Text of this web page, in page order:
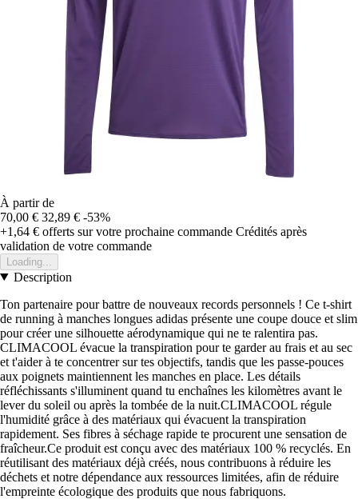
À partir de
70,00 € 32,89 € -53%
+1,64 € offerts sur votre prochaine commande Crédités après
validation de votre commande
Loading...
Description
Ton partenaire pour battre de nouveaux records personnels ! Ce t-shirt
de running à manches longues adidas présente une coupe douce et slim
pour créer une silhouette aérodynamique qui ne te ralentira pas.
CLIMACOOL évacue la transpiration pour te garder au frais et au sec
et t'aider à te concentrer sur tes objectifs, tandis que les passe-pouces
aux poignets maintiennent les manches en place. Les détails
réfléchissants s'illuminent quand tu enchaînes les kilomètres avant le
lever du soleil ou après la tombée de la nuit.CLIMACOOL régule
l'humidité grâce à des matériaux qui évacuent la transpiration
rapidement. Ses fibres à séchage rapide te procurent une sensation de
fraîcheur.Ce produit est conçu avec des matériaux 100 % recyclés. En
réutilisant des matériaux déjà créés, nous contribuons à réduire les
déchets et notre dépendance aux ressources limitées, afin de réduire
l'empreinte écologique des produits que nous fabriquons.